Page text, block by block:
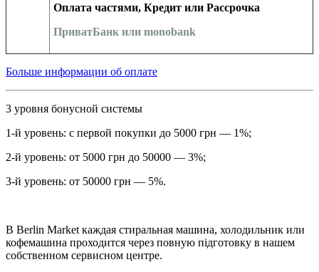
Оплата частями, Кредит или Рассрочка
ПриватБанк или monobank
Больше информации об оплате
3 уровня бонусной системы
1-й уровень: с первой покупки до 5000 грн — 1%;
2-й уровень: от 5000 грн до 50000 — 3%;
3-й уровень: от 50000 грн — 5%.
В Berlin Market каждая стиральная машина, холодильник или
кофемашина проходится через повную підготовку в нашем
собственном сервисном центре.